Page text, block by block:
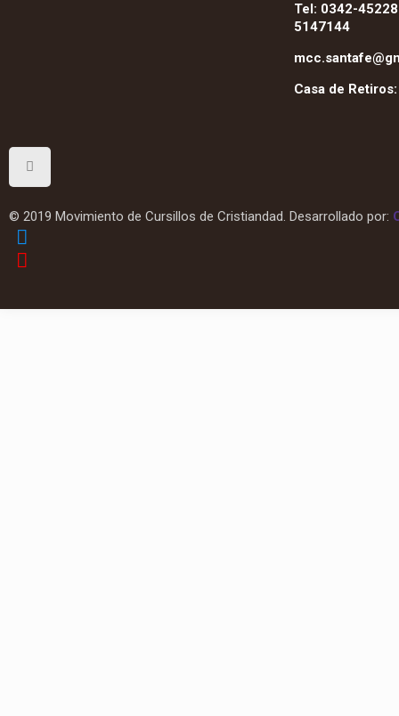
Tel: 0342-
5147144
Casa de
© 2019 Movimiento de Cursillos de Cristiandad. Desarrollado por: